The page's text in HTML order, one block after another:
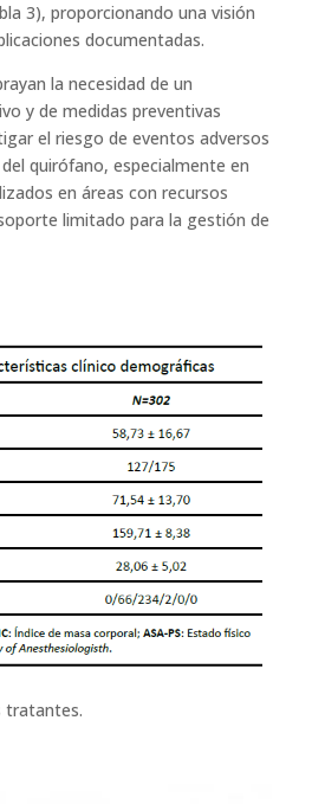
3), proporcionando una visión
documentadas.
la necesidad de un
y de medidas preventivas
el riesgo de eventos adversos
quirófano, especialmente en
en áreas con recursos
limitado para la gestión de
tratantes.